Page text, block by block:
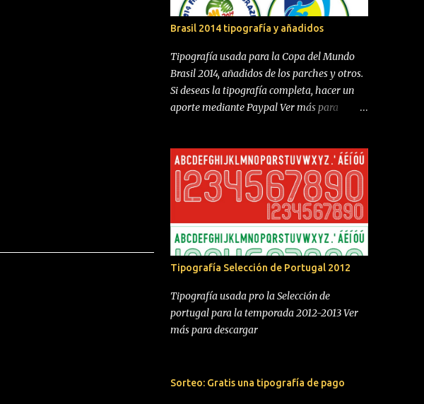
Brasil 2014 tipografía y añadidos
Tipografía usada para la Copa del Mundo
Brasil 2014, añadidos de los parches y otros.
Si deseas la tipografía completa, hacer un
aporte mediante Paypal Ver más para
Tipografía Selección de Portugal 2012
Tipografía usada pro la Selección de
portugal para la temporada 2012-2013 Ver
más para descargar
Sorteo: Gratis una tipografía de pago